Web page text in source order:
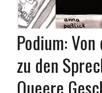
Podium:
zu den
Queere